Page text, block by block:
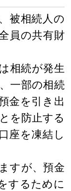
被相続人の
員の共有財
相続が発生
一部の相続
金を引き出
を防止する
座を凍結し
すが、預金
するために